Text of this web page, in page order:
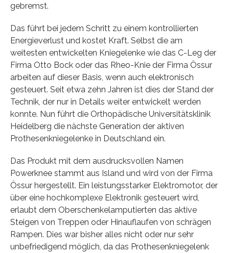
gebremst.
Das führt bei jedem Schritt zu einem kontrollierten
Energieverlust und kostet Kraft. Selbst die am
weitesten entwickelten Kniegelenke wie das C-Leg der
Firma Otto Bock oder das Rheo-Knie der Firma Össur
arbeiten auf dieser Basis, wenn auch elektronisch
gesteuert. Seit etwa zehn Jahren ist dies der Stand der
Technik, der nur in Details weiter entwickelt werden
konnte. Nun führt die Orthopädische Universitätsklinik
Heidelberg die nächste Generation der aktiven
Prothesenkniegelenke in Deutschland ein.
Das Produkt mit dem ausdrucksvollen Namen
Powerknee stammt aus Island und wird von der Firma
Össur hergestellt. Ein leistungsstarker Elektromotor, der
über eine hochkomplexe Elektronik gesteuert wird,
erlaubt dem Oberschenkelamputierten das aktive
Steigen von Treppen oder Hinauflaufen von schrägen
Rampen. Dies war bisher alles nicht oder nur sehr
unbefriedigend möglich, da das Prothesenkniegelenk